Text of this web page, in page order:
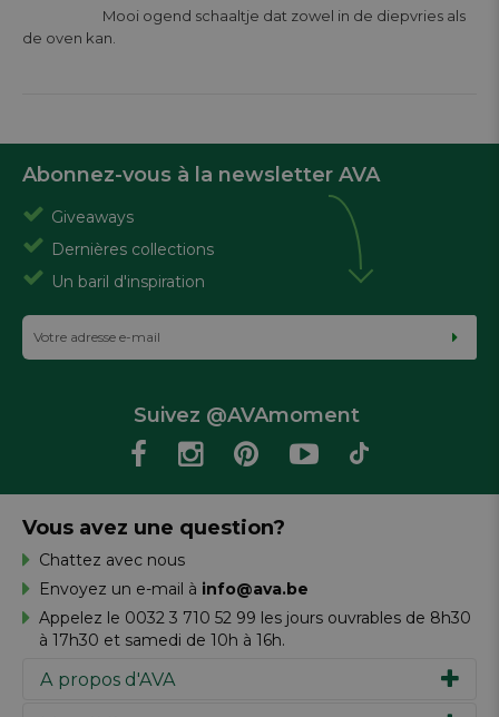
de oven kan.
Abonnez-vous à la newsletter AVA
Giveaways
Dernières collections
Un baril d'inspiration
Suivez @AVAmoment
A propos d'AVA
Vous avez une question?
Chattez avec nous
Envoyez un e-mail à info@ava.be
Appelez le 0032 3 710 52 99 les jours ouvrables de 8h30
à 17h30 et samedi de 10h à 16h.